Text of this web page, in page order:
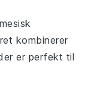
kombinerer
er perfekt til